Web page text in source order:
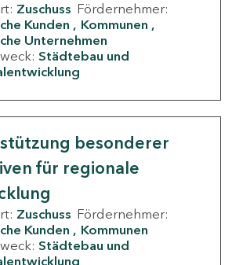
Zuschuss Fördernehmer:
Kunden
Kommunen
Unternehmen
Städtebau und
besonderer
für regionale
Zuschuss Fördernehmer:
Kunden
Kommunen
Städtebau und